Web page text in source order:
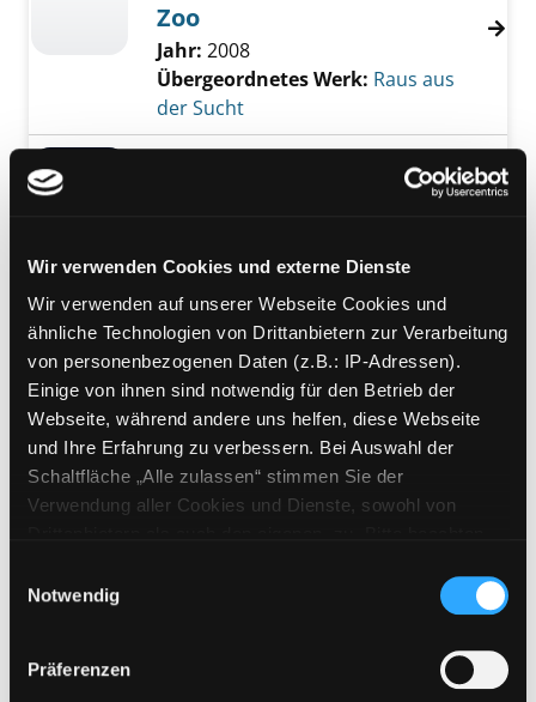
Wir verwenden Cookies und externe Dienste
Wir verwenden auf unserer Webseite Cookies und
ähnliche Technologien von Drittanbietern zur Verarbeitung
von personenbezogenen Daten (z.B.: IP-Adressen).
Einige von ihnen sind notwendig für den Betrieb der
Webseite, während andere uns helfen, diese Webseite
und Ihre Erfahrung zu verbessern. Bei Auswahl der
Schaltfläche „Alle zulassen“ stimmen Sie der
Verwendung aller Cookies und Dienste, sowohl von
Cookies von Drittanbietern, eine Verarbeitung in
unsicheren Drittländern (Länder außerhalb des EWR
ohne adäquates Datenschutzniveau) stattfinden kann. In
diesem Zusammenhang können aktuell Risiken für
Notwendig
Präferenzen
Zoo
Jahr: 2008
Übergeordnetes Werk: Raus aus
der Sucht
Exemplar-Details von Trüb anzeigen
Jahr: 2019
Reihe:Ariadne; 1241
Exemplar-Details von Trainspotting anzeigen
Mediengruppe:Belletristik
Trainspotting
Roman
Verfasser:Welsh, IrvineSuche nach
Jahr:2013Verlag:München, Heyne
Reihe:Heyne Hardcore; 67660
Exemplar-Details von Bedrängnis anzeigen
Suche nach